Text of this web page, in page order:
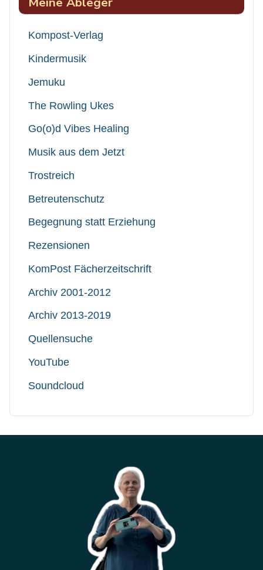
Kompost-Verlag
Kindermusik
Jemuku
The Rowling Ukes
Go(o)d Vibes Healing
Musik aus dem Jetzt
Trostreich
Betreutenschutz
Begegnung statt Erziehung
Rezensionen
KomPost Fächerzeitschrift
Archiv 2001-2012
Archiv 2013-2019
Quellensuche
YouTube
Soundcloud